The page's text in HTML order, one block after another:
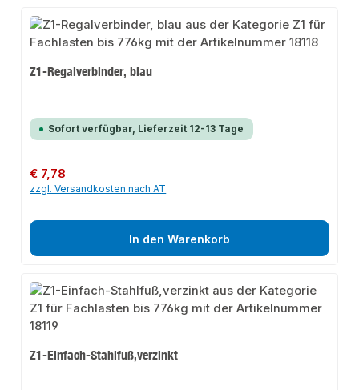
Z1-Regalverbinder, blau
Sofort verfügbar, Lieferzeit 12-13 Tage
Regulärer Preis:
€ 7,78
zzgl. Versandkosten nach AT
In den Warenkorb
Z1-Einfach-Stahlfuß,verzinkt